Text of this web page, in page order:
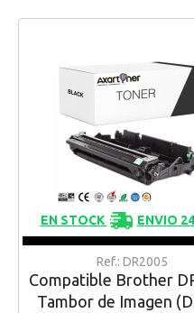
EN STOCK ENVIO
Ref.: DR2005
Compatible Brother
Tambor de Imagen